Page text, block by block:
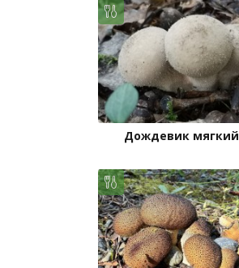
Дождевик мягкий